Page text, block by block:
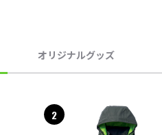
オリジナルグッズ
2